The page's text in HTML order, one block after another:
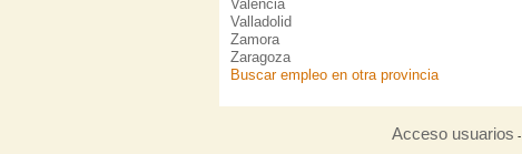
Valencia
Valladolid
Zamora
Zaragoza
Buscar empleo en otra provincia
Acceso usuarios -